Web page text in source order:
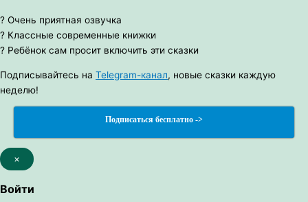
? Очень приятная озвучка
? Классные современные книжки
? Ребёнок сам просит включить эти сказки
Подписывайтесь на Telegram-канал, новые сказки каждую
неделю!
Подписаться бесплатно ->
×
Войти